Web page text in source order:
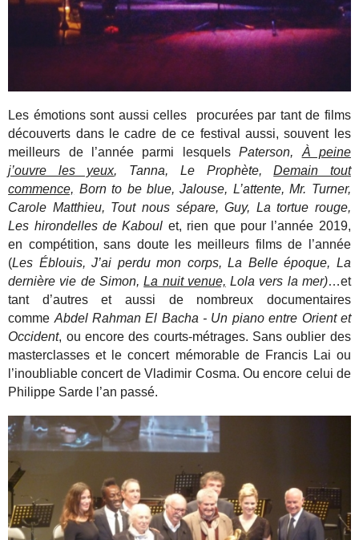
Les émotions sont aussi celles procurées par tant de films
découverts dans le cadre de ce festival aussi, souvent les
meilleurs de l’année parmi lesquelsPaterson, À peine
j’ouvre les yeux, Tanna, Le Prophète,Demain tout
commence, Born to be blue, Jalouse, L’attente, Mr. Turner,
Carole Matthieu, Tout nous sépare, Guy, La tortue rouge,
Les hirondelles de Kaboul et, rien que pour l’année 2019,
en compétition, sans doute les meilleurs films de l’année
(Les Éblouis, J’ai perdu mon corps, La Belle époque, La
dernière vie de Simon,La nuit venue, Lola vers la mer)…et
tant d’autres et aussi de nombreux documentaires
comme Abdel Rahman El Bacha - Un piano entre Orient et
Occident, ou encore des courts-métrages. Sans oublier des
masterclasses et le concert mémorable de Francis Lai ou
l’inoubliable concert de Vladimir Cosma. Ou encore celui de
Philippe Sarde l’an passé.